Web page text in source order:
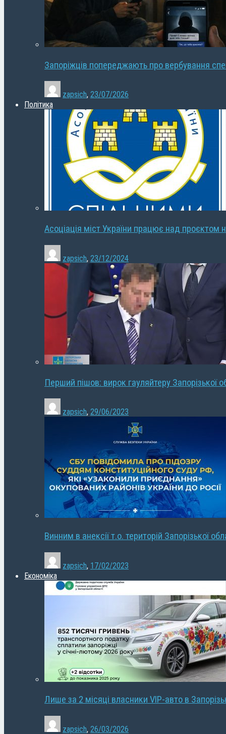
Запоріжців попереджають про вербування
zapsich, 23/07/2026
Політика
Асоціація міст України працює над проєктом
zapsich, 23/12/2024
Перший пішов: вирок гауляйтеру Запорізької
zapsich, 29/06/2023
Винним в анексії т.о. територій Запорізької
zapsich, 17/02/2023
Економіка
Лише за 2 місяці власники VIP-авто в
zapsich, 26/03/2026